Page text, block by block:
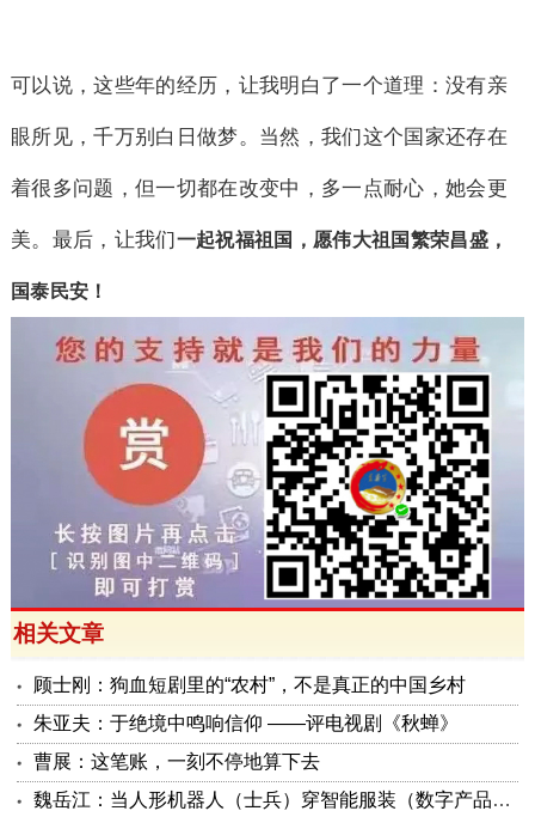
可以说，这些年的经历，让我明白了一个道理：没有亲
眼所见，千万别白日做梦。当然，我们这个国家还存在
着很多问题，但一切都在改变中，多一点耐心，她会更
美。最后，让我们一起祝福祖国，愿伟大祖国繁荣昌盛，
国泰民安！
相关文章
顾士刚：狗血短剧里的“农村”，不是真正的中国乡村
朱亚夫：于绝境中鸣响信仰 ——评电视剧《秋蝉》
曹展：这笔账，一刻不停地算下去
魏岳江：当人形机器人（士兵）穿智能服装（数字产品与服装融合）后面会长眼睛